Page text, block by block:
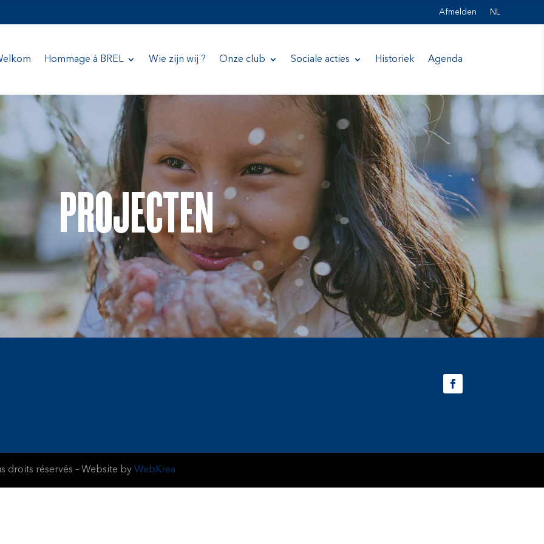
Afmelden NL
Hommage à BREL Wie zijn wij ? Onze club Sociale acties Historiek Agenda
PROJECTEN
droits réservés – Website by WebKrea